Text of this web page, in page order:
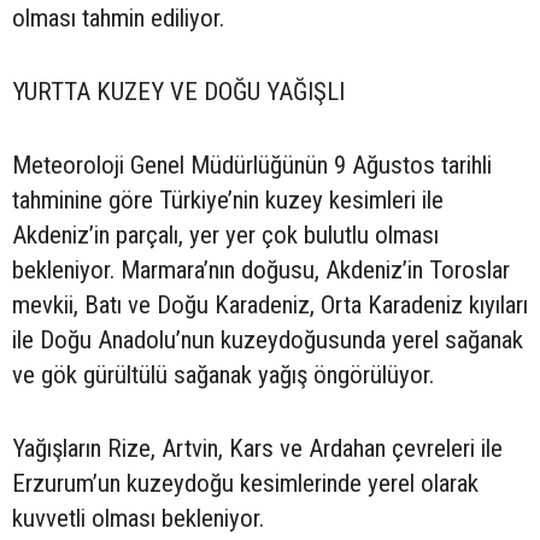
olması tahmin ediliyor.
YURTTA KUZEY VE DOĞU YAĞIŞLI
Meteoroloji Genel Müdürlüğünün 9 Ağustos tarihli
tahminine göre Türkiye’nin kuzey kesimleri ile
Akdeniz’in parçalı, yer yer çok bulutlu olması
bekleniyor. Marmara’nın doğusu, Akdeniz’in Toroslar
mevkii, Batı ve Doğu Karadeniz, Orta Karadeniz kıyıları
ile Doğu Anadolu’nun kuzeydoğusunda yerel sağanak
ve gök gürültülü sağanak yağış öngörülüyor.
Yağışların Rize, Artvin, Kars ve Ardahan çevreleri ile
Erzurum’un kuzeydoğu kesimlerinde yerel olarak
kuvvetli olması bekleniyor.